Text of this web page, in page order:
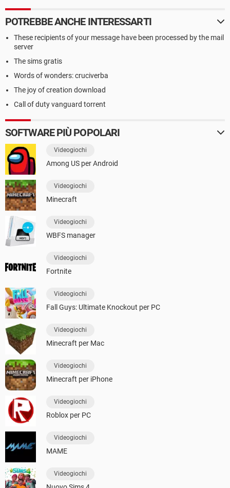
POTREBBE ANCHE INTERESSARTI
These recipients of your message have been processed by the mail
server
The sims gratis
Words of wonders: cruciverba
The joy of creation download
Call of duty vanguard torrent
SOFTWARE PIÙ POPOLARI
Videogiochi
Among US per Android
Videogiochi
Minecraft
Videogiochi
WBFS manager
Videogiochi
Fortnite
Videogiochi
Fall Guys: Ultimate Knockout per PC
Videogiochi
Minecraft per Mac
Videogiochi
Minecraft per iPhone
Videogiochi
Roblox per PC
Videogiochi
MAME
Videogiochi